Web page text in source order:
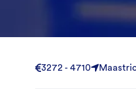
3272 - 4710